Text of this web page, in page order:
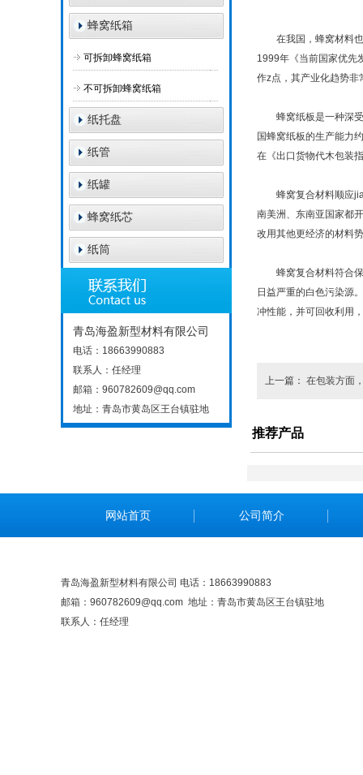
蜂窝纸箱
可拆卸蜂窝纸箱
不可拆卸蜂窝纸箱
纸托盘
纸管
纸罐
蜂窝纸芯
纸筒
青岛海盈新型材料有限公司
电话：18663990883
联系人：任经理
邮箱：960782609@qq.com
地址：青岛市黄岛区王台镇驻地
在我国，蜂窝材料也
1999年《当前国家优先
作z点，其产业化趋势非
蜂窝纸板是一种深受
国蜂窝纸板的生产能力
在《出口货物代木包装
蜂窝复合材料顺应jia
南美洲、东南亚国家都
改用其他更经济的材料
蜂窝复合材料符合保
日益严重的白色污染源
冲性能，并可回收利用
上一篇： 在包装方面
推荐产品
网站首页 公司简介
青岛海盈新型材料有限公司 电话：18663990883
邮箱：960782609@qq.com 地址：青岛市黄岛区王台镇驻地
联系人：任经理